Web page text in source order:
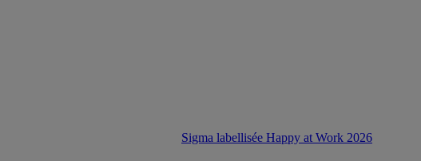
Sigma labellisée Happy at Work 2026